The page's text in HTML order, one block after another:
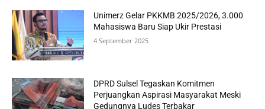
Unimerz Gelar PKKMB 2025/2026, 3.000
Mahasiswa Baru Siap Ukir Prestasi
4 September 2025
DPRD Sulsel Tegaskan Komitmen
Perjuangkan Aspirasi Masyarakat Meski
Gedungnya Ludes Terbakar